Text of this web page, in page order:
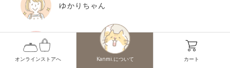
ゆかりちゃん
ともこちゃん
オンラインストアへ Kanmi.について カート